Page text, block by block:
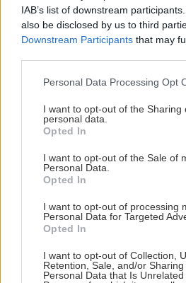
IAB’s list of downstream
also be disclosed by us to third
Downstream Participants that may
Please note that this website/app
not limited to your visit or usage
grant or deny consent to Google
use your data for below specified
consent section.
Personal Data Processing Opt
I want to opt-out of the Sharing
personal data.
Opted In
I want to opt-out of the Sale of
Personal Data.
Opted In
I want to opt-out of processing
Personal Data for Targeted
Opted In
I want to opt-out of Collection,
Retention, Sale, and/or
Personal Data that Is
προσφέρουν πλούσιες
ξεχωρίζει, όπως και τα
μενού. Εκτός από τις
βρεις τυλιχτά με
κοτόπουλο), εξοχικό,
καλαμάκι, ώστε κανένας
παραπονεμένος. Οι πίτες
Παράδεισος
Τσακάλοφ 11, τηλ.:21 0505
@in2life_gr
Ταβέρνα Παράδεισος